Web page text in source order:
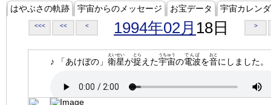
はやぶさの軌跡 宇宙からのメッセージ お宝データ 宇宙カレン
<<< << < 1994年02月 18日 >
♪ 「あけぼの」 衛星
えいせい
が捉
とら
えた宇宙
うちゅう
の電波
でんぱ
を音
おと
にしました。